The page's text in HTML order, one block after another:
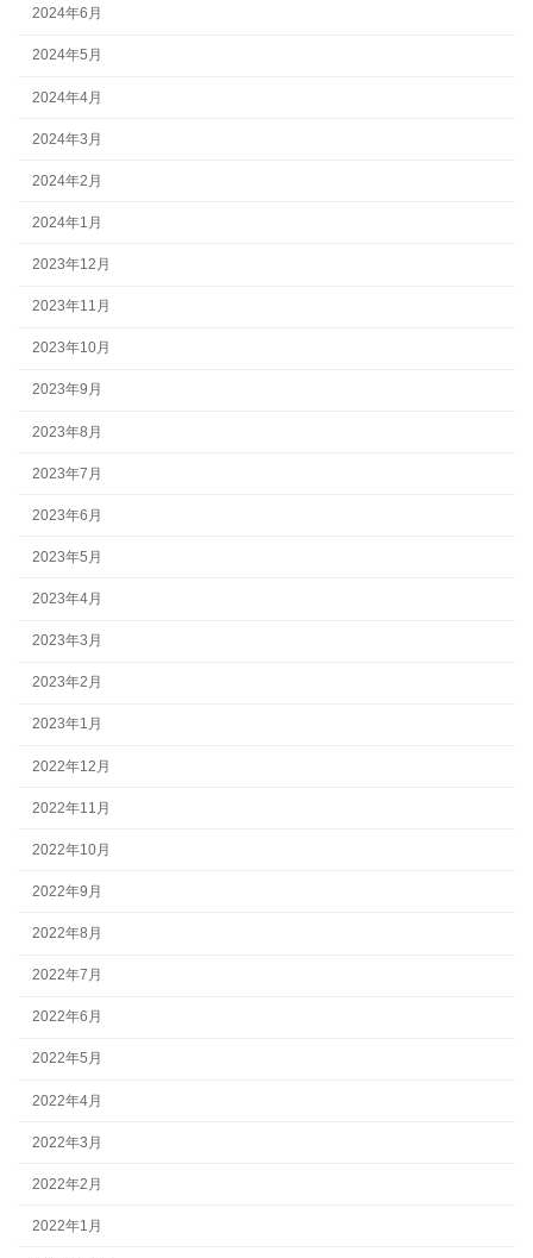
2024年6月
2024年5月
2024年4月
2024年3月
2024年2月
2024年1月
2023年12月
2023年11月
2023年10月
2023年9月
2023年8月
2023年7月
2023年6月
2023年5月
2023年4月
2023年3月
2023年2月
2023年1月
2022年12月
2022年11月
2022年10月
2022年9月
2022年8月
2022年7月
2022年6月
2022年5月
2022年4月
2022年3月
2022年2月
2022年1月